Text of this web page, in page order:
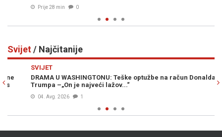
Prije 28 min 0
Svijet/ Najčitanije
DRAMA U WASHINGTONU: Teške optužbe na račun Donalda
Trumpa –„On je najveći lažov...“
04. Avg. 2026 1